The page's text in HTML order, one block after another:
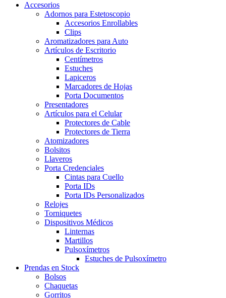
Accesorios
Adornos para Estetoscopio
Accesorios Enrollables
Clips
Aromatizadores para Auto
Artículos de Escritorio
Centímetros
Estuches
Lapiceros
Marcadores de Hojas
Porta Documentos
Presentadores
Artículos para el Celular
Protectores de Cable
Protectores de Tierra
Atomizadores
Bolsitos
Llaveros
Porta Credenciales
Cintas para Cuello
Porta IDs
Porta IDs Personalizados
Relojes
Torniquetes
Dispositivos Médicos
Linternas
Martillos
Pulsoxímetros
Estuches de Pulsoxímetro
Prendas en Stock
Bolsos
Chaquetas
Gorritos